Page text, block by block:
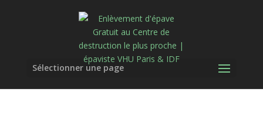
Sélectionner une page